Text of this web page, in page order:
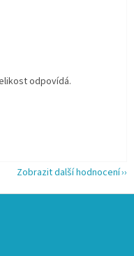
5 hvězdiček.
odpovídá.
5 hvězdiček.
Zobrazit další hodnocení